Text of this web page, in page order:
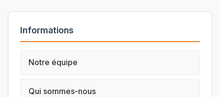
Informations
Notre équipe
Qui sommes-nous